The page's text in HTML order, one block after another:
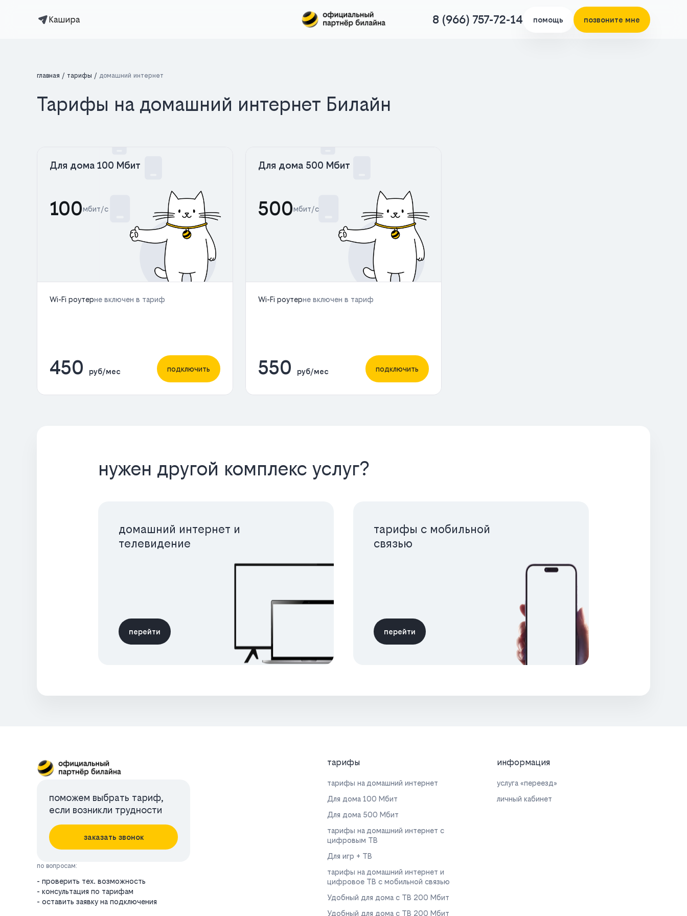
Кашира 8 (966) 757-72-14 помощь позвоните мне
главная тарифы домашний интернет
Тарифы на домашний интернет Билайн
Для дома 100 Мбит
100мбит/с
Wi-Fi роутерне включен в тариф
450 руб/мес подключить
Для дома 500 Мбит
500мбит/с
Wi-Fi роутерне включен в тариф
550 руб/мес подключить
нужен другой комплекс услуг?
домашний интернет и
телевидение
перейти
тарифы с мобильной
связью
перейти
поможем выбрать тариф,
если возникли трудности
заказать звонок
по вопросам:
- проверить тех. возможность
- консультация по тарифам
- оставить заявку на подключения
тарифы
тарифы на домашний интернет
Для дома 100 Мбит
Для дома 500 Мбит
тарифы на домашний интернет с
цифровым ТВ
Для игр + ТВ
тарифы на домашний интернет и
цифровое ТВ с мобильной связью
Удобный для дома с ТВ 200 Мбит
Удобный для дома с ТВ 200 Мбит
информация
услуга «переезд»
личный кабинет